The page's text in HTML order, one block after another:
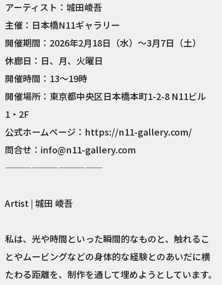
アーティスト：城田崚吾
主催：日本橋N11ギャラリー
開催期間：2026年2月18日（水）〜3月7日（土）
休廊日：日、月、火曜日
開催時間：13〜19時
開催場所：東京都中央区日本橋本町1-2-8 N11ビル
1・2F
公式ホームページ：https://n11-gallery.com/
問合せ：info@n11-gallery.com
———————————
Artist | 城田 崚吾
私は、光や時間といった瞬間的なものと、触れるこ
とやムービングなどの身体的な経験とのあいだに横
たわる距離を、制作を通して埋めようとしています。